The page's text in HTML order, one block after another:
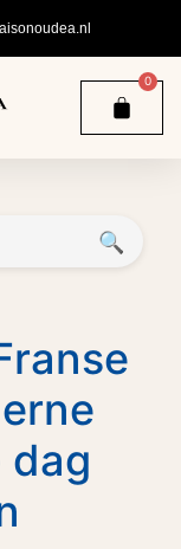
0
🔍
dag